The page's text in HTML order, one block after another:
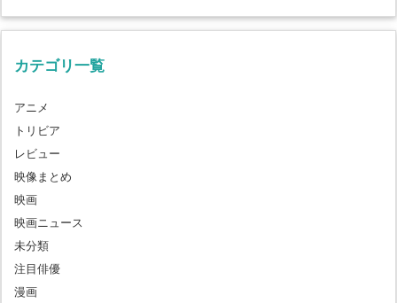
カテゴリ一覧
アニメ
トリビア
レビュー
映像まとめ
映画
映画ニュース
未分類
注目俳優
漫画